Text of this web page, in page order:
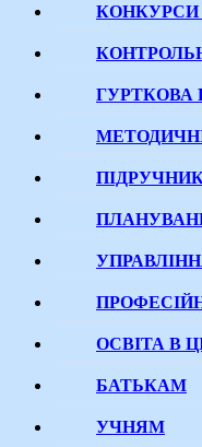
КОНКУРСИ
ГУРТКОВА
ОСВІТА В
БАТЬКАМ
УЧНЯМ